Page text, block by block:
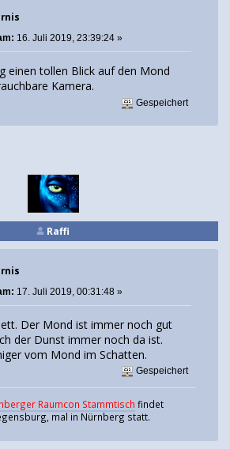
16. Juli 2019, 23:39:24 »
einen tollen Blick auf den Mond
Kamera.
Gespeichert
Raffi
17. Juli 2019, 00:31:48 »
Der Mond ist immer noch gut
der Dunst immer noch da ist.
vom Mond im Schatten.
Gespeichert
Raumcon Stammtisch findet
mal in Nürnberg statt.